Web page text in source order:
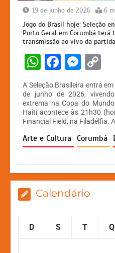
19 de junho de 2026 6
Jogo do Brasil hoje: Seleção
Porto Geral em Corumbá terá
transmissão ao vivo da partida
W
h
at
s
A
p
F
c
e
b
o
k
M
s
s
e
n
er
p
y
Li
n
A Seleção Brasileira entra
de junho de 2026,
extrema na Copa do
Haiti acontece às 21h30
Financial Field, na Filadélfia.
Arte e Cultura Corumbá
Calendário
D S T Q